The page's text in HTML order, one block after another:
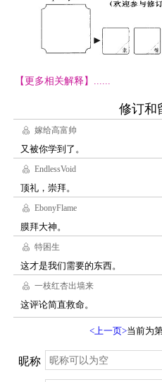
【更多相关解释】......